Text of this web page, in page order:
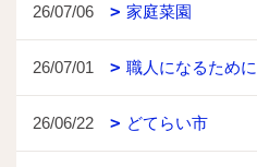
26/07/06 家庭菜園
26/07/01 職人になるために
26/06/22 どてらい市